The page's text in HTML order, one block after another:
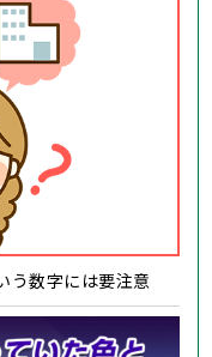
数字には要注意